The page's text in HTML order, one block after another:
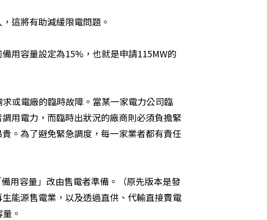
這將有助減緩限電問題。
用容量設定為15%，也就是申請115MW的
或電廠的臨時故障。當某一家電力公司臨
用電力，而臨時出狀況的廠商則必須負擔緊
。為了避免緊急調度，每一家業者都有責任
用容量」改由售電者準備。（原先版本是發
能源售電業，以及透過直供、代輸直接賣電
。